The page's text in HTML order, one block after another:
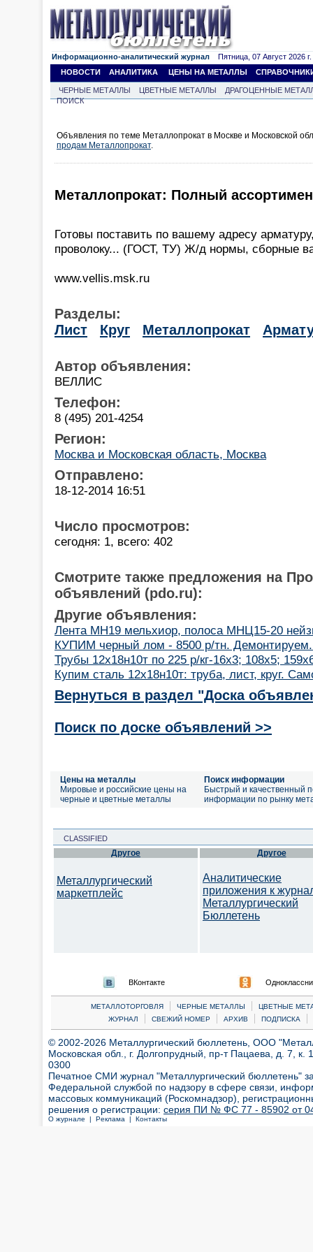
Информационно-аналитический журнал Пятница, 07 Август 2026 г.
НОВОСТИ
АНАЛИТИКА ЦЕНЫ НА МЕТАЛЛЫ
ЧЕРНЫЕ МЕТАЛЛЫ ЦВЕТНЫЕ МЕТАЛЛЫ
ДРАГОЦЕННЫЕ
ПОИСК
Объявления по теме Металлопрокат в Москве и Московской
продам Металлопрокат.
Металлопрокат: Полный
Готовы поставить по вашему адресу арматуру,
проволоку... (ГОСТ, ТУ) Ж/д нормы, сборные
www.vellis.msk.ru
Разделы:
Лист
Круг Металлопрокат
Автор объявления:
ВЕЛЛИС
Телефон:
8 (495) 201-4254
Регион:
Москва и Московская область, Москва
Отправлено:
18-12-2014 16:51
Число просмотров:
сегодня: 1, всего: 402
Смотрите также предложения на
объявлений (pdo.ru):
Другие объявления:
Лента МН19 мельхиор, полоса МНЦ15-20
КУПИМ черный лом - 8500 р/тн.
Трубы 12х18н10т по 225 р/кг-16х3; 108х5;
Купим сталь 12х18н10т: труба, лист, круг.
Вернуться в раздел "Доска
Поиск по доске объявлений >>
Цены на металлы
Мировые и российские цены на
черные и цветные металлы
Поиск информации
Быстрый и качественный
информации по рынку
CLASSIFIED
Другое
Металлургический
маркетплейс
Другое
Аналитические
приложения к
Металлургический
Бюллетень
ВКонтакте
МЕТАЛЛОТОРГОВЛЯ | ЧЕРНЫЕ МЕТАЛЛЫ |
ЦВЕТНЫЕ
ЖУРНАЛ
| СВЕЖИЙ НОМЕР | АРХИВ | ПОДПИСКА |
© 2002-2026 Металлургический бюллетень, ООО
Московская обл., г. Долгопрудный, пр-т Пацаева, д. 7,
0300
Печатное СМИ журнал "Металлургический бюллетень"
Федеральной службой по надзору в сфере связи,
массовых коммуникаций (Роскомнадзор),
решения о регистрации: серия ПИ № ФС 77 - 85902 от 04
О журнале | Реклама | Контакты